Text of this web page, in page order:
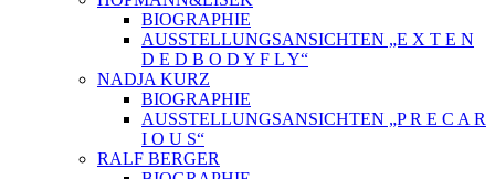
BIOGRAPHIE
AUSSTELLUNGSANSICHTEN „E X T E N
D E D B O D Y F L Y“
NADJA KURZ
BIOGRAPHIE
AUSSTELLUNGSANSICHTEN „P R E C A R
I O U S“
RALF BERGER